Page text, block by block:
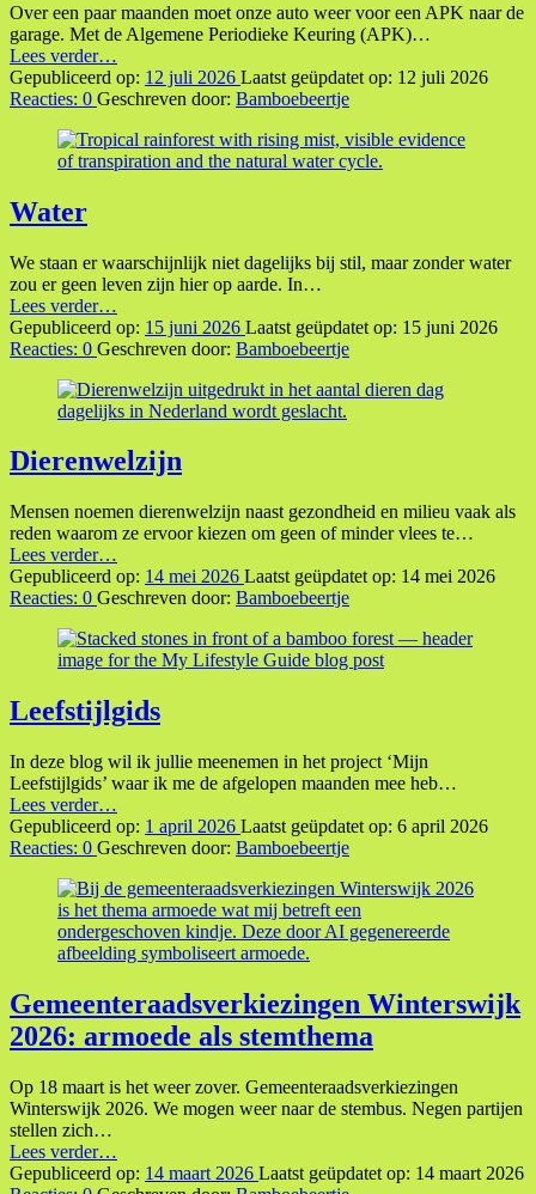
Over een paar maanden moet onze auto weer voor een APK naar de
garage. Met de Algemene Periodieke Keuring (APK)…
Lees verder“APK”
…
Gepubliceerd op: 12 juli 2026 Laatst geüpdatet op: 12 juli 2026
Reacties: 0 Geschreven door: Bamboebeertje
Water
We staan er waarschijnlijk niet dagelijks bij stil, maar zonder water
zou er geen leven zijn hier op aarde. In…
Lees verder“Water”
…
Gepubliceerd op: 15 juni 2026 Laatst geüpdatet op: 15 juni 2026
Reacties: 0 Geschreven door: Bamboebeertje
Dierenwelzijn
Mensen noemen dierenwelzijn naast gezondheid en milieu vaak als
reden waarom ze ervoor kiezen om geen of minder vlees te…
Lees verder“Dierenwelzijn”
…
Gepubliceerd op: 14 mei 2026 Laatst geüpdatet op: 14 mei 2026
Reacties: 0 Geschreven door: Bamboebeertje
Leefstijlgids
In deze blog wil ik jullie meenemen in het project ‘Mijn
Leefstijlgids’ waar ik me de afgelopen maanden mee heb…
Lees verder“Leefstijlgids”
…
Gepubliceerd op: 1 april 2026 Laatst geüpdatet op: 6 april 2026
Reacties: 0 Geschreven door: Bamboebeertje
Gemeenteraadsverkiezingen Winterswijk
2026: armoede als stemthema
Op 18 maart is het weer zover. Gemeenteraadsverkiezingen
Winterswijk 2026. We mogen weer naar de stembus. Negen partijen
stellen zich…
Lees verder“Gemeenteraadsverkiezingen
Winterswijk
…
Gepubliceerd op: 14 maart 2026 Laatst geüpdatet op: 14 maart 2026